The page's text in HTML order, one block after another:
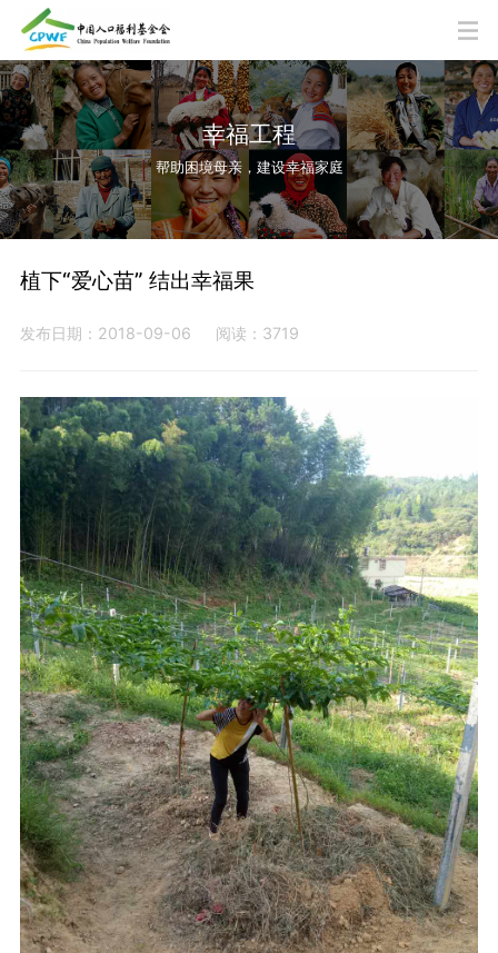
幸福工程
帮助困境母亲，建设幸福家庭
植下“爱心苗” 结出幸福果
发布日期：2018-09-06 阅读：3719